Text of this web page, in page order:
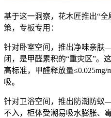
基于这一洞察，花木匠推出“
策，专板专用：
针对卧室空间，推出净味亲
闭，是甲醛累积的“重灾区”。
高标准，甲醛释放量
吸。
针对卫浴空间，推出防潮防
不入，柜体受潮易吸水膨胀、